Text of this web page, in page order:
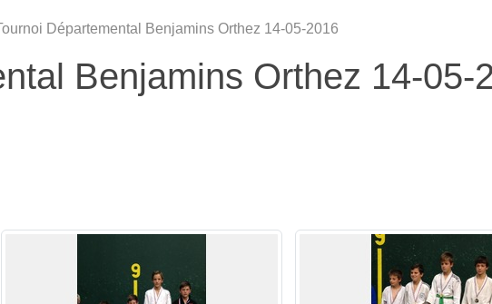
Départemental Benjamins Orthez 14-05-2016
Benjamins Orthez 14-05-